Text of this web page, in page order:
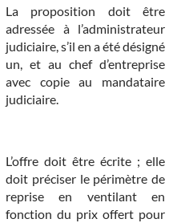
La proposition doit être
adressée à l’administrateur
judiciaire, s’il en a été désigné
un, et au chef d’entreprise
avec copie au mandataire
judiciaire.
L’offre doit être écrite ; elle
doit préciser le périmètre de
reprise en ventilant en
fonction du prix offert pour